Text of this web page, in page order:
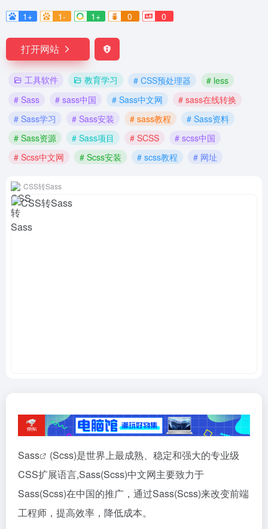
1+
1- 1+ 0 0
打开网站
工具软件 教育学习 # CSS预处理器
# less
# Sass
# sass中国 # Sass中文网
# sass在线转换
# Sass学习
# Sass安装 # sass教程
# Sass资料
# Sass资源
# Sass项目 # SCSS
# scss中国
# Scss中文网
# Scss安装 # scss教程 # 网址
CSS转Sass
Sass
(Scss)是世界上最成熟、稳定和强大的专业级
CSS扩展语言,Sass(Scss)中文网主要致力于
Sass(Scss)在中国的推广，通过Sass(Scss)来改变前端
工程师，提高效率，降低成本。